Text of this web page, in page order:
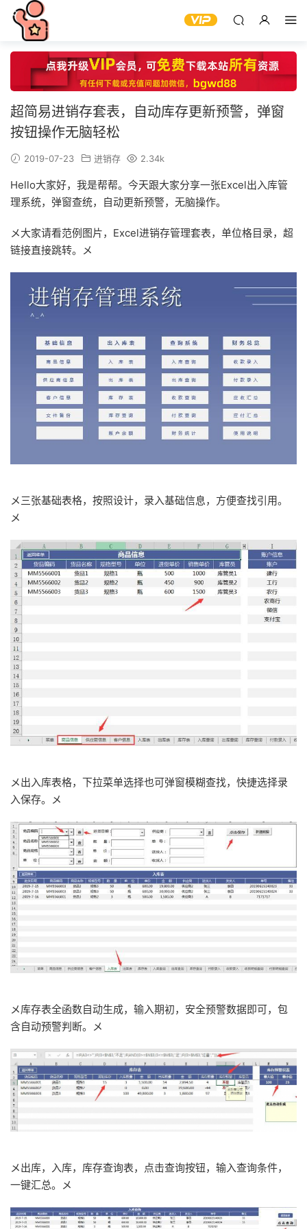
超简易进销存套表，自动库存更新预警，弹窗
按钮操作无脑轻松
2019-07-23 进销存 2.34k
Hello大家好，我是帮帮。今天跟大家分享一张Excel出入库管
理系统，弹窗查统，自动更新预警，无脑操作。
メ大家请看范例图片，Excel进销存管理套表，单位格目录，超
链接直接跳转。メ
メ三张基础表格，按照设计，录入基础信息，方便查找引用。
メ
メ出入库表格，下拉菜单选择也可弹窗模糊查找，快捷选择录
入保存。メ
メ库存表全函数自动生成，输入期初，安全预警数据即可，包
含自动预警判断。メ
メ出库，入库，库存查询表，点击查询按钮，输入查询条件，
一键汇总。メ